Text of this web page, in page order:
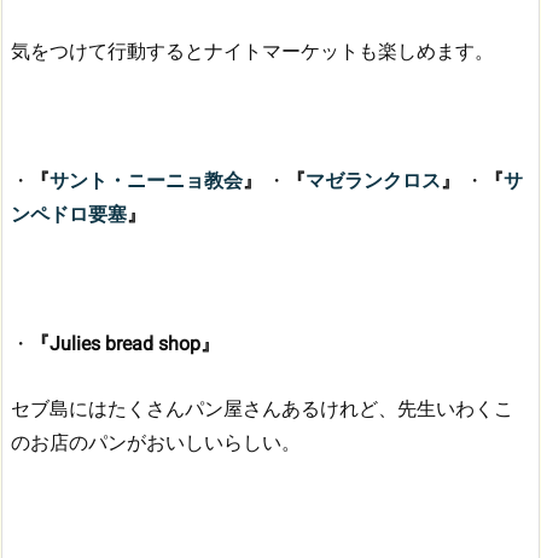
気をつけて行動するとナイトマーケットも楽しめます。
・ 『サント・ニーニョ教会』 ・ 『マゼランクロス』 ・ 『サ
ンペドロ要塞』
・ 『Julies bread shop』
セブ島にはたくさんパン屋さんあるけれど、先生いわくこ
のお店のパンがおいしいらしい。